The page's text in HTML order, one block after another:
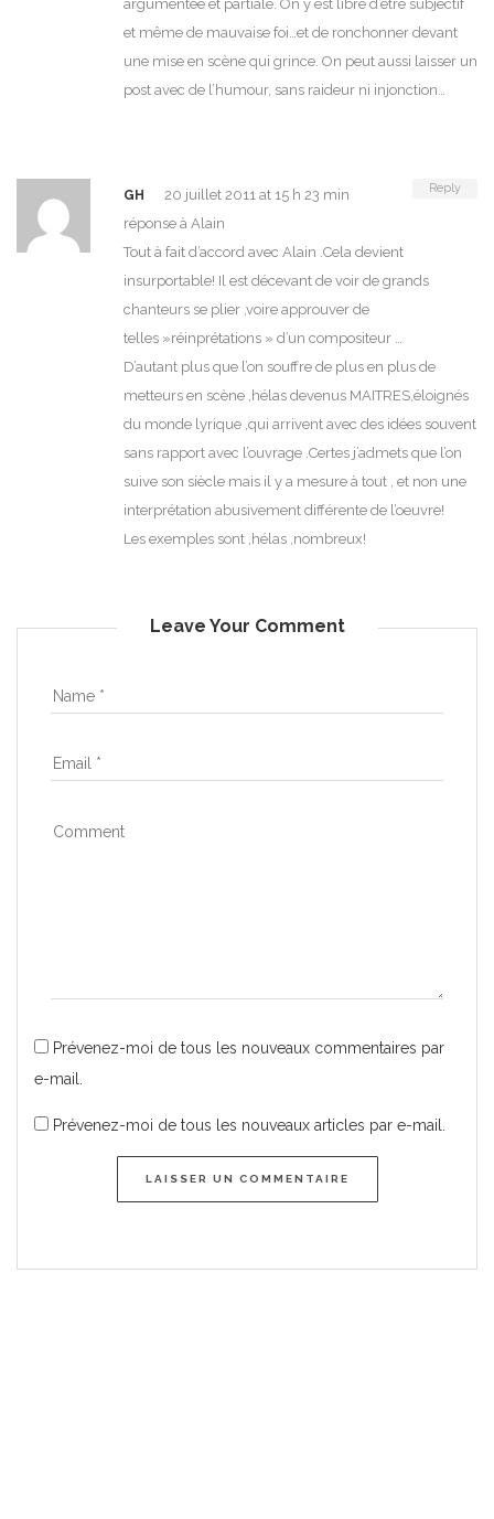
argumentée et partiale. On y est libre d’être subjectif
et même de mauvaise foi…et de ronchonner devant
une mise en scène qui grince. On peut aussi laisser un
post avec de l’humour, sans raideur ni injonction…
Reply
GH
20 juillet 2011 at 15 h 23 min
réponse à Alain
Tout à fait d’accord avec Alain .Cela devient
insurportable! Il est décevant de voir de grands
chanteurs se plier ,voire approuver de
telles »réinprétations » d’un compositeur …
D’autant plus que l’on souffre de plus en plus de
metteurs en scène ,hélas devenus MAITRES,éloignés
du monde lyrique ,qui arrivent avec des idées souvent
sans rapport avec l’ouvrage .Certes j’admets que l’on
suive son siècle mais il y a mesure à tout , et non une
interprétation abusivement différente de l’oeuvre!
Les exemples sont ,hélas ,nombreux!
Leave Your Comment
Prévenez-moi de tous les nouveaux commentaires par
e-mail.
Prévenez-moi de tous les nouveaux articles par e-mail.
LAISSER UN COMMENTAIRE